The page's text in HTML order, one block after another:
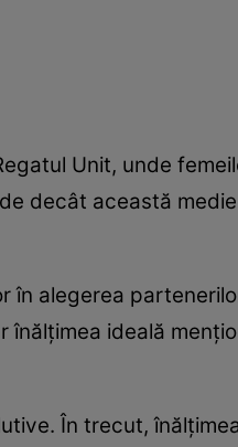
Unit, unde
decât această
în alegerea
ideală
În trecut,